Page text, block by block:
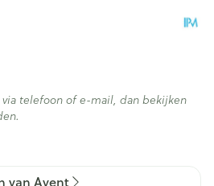
telefoon of e-mail, dan bekijken
van Avent